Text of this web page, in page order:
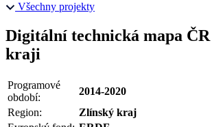
Všechny projekty
Digitální technická mapa
kraji
Programové
období:
2014-2020
Region:
Zlínský kraj